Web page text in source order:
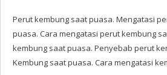
Perut kembung saat puasa. Mengatasi
puasa. Cara mengatasi perut kembung
kembung saat puasa. Penyebab perut
Kembung saat puasa. Cara mengatasi